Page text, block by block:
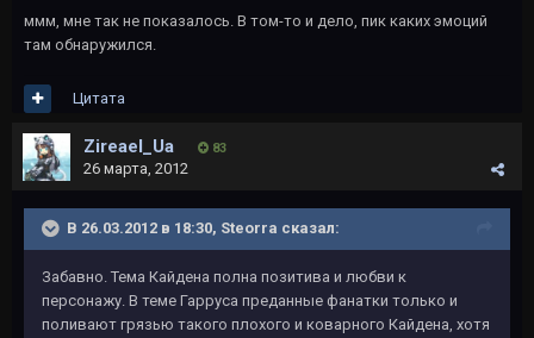
ммм, мне так не показалось. В том-то и дело, пик каких эмоций
там обнаружился.
Цитата
Zireael_Ua 83
26 марта, 2012
В 26.03.2012 в 18:30, Steorra сказал:
Забавно. Тема Кайдена полна позитива и любви к
персонажу. В теме Гарруса преданные фанатки только и
поливают грязью такого плохого и коварного Кайдена, хотя